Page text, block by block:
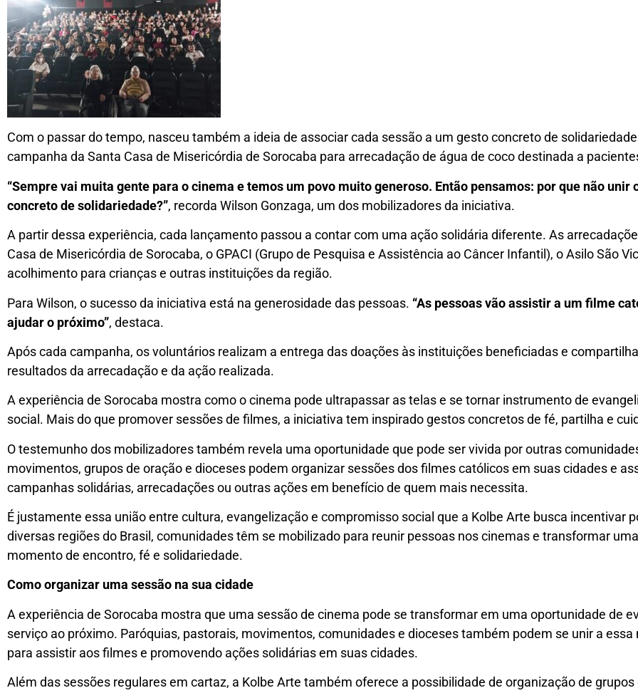
Com o passar do tempo, nasceu também a ideia de associar cada sessão a um gesto concreto de
campanha da Santa Casa de Misericórdia de Sorocaba para arrecadação de água de coco destinada a
“Sempre vai muita gente para o cinema e temos um povo muito generoso. Então pensamos: por que não unir
concreto de solidariedade?”, recorda Wilson Gonzaga, um dos mobilizadores da iniciativa.
A partir dessa experiência, cada lançamento passou a contar com uma ação solidária diferente. As
Casa de Misericórdia de Sorocaba, o GPACI (Grupo de Pesquisa e Assistência ao Câncer Infantil), o Asilo São
acolhimento para crianças e outras instituições da região.
Para Wilson, o sucesso da iniciativa está na generosidade das pessoas. “As pessoas vão assistir a um filme
ajudar o próximo”, destaca.
Após cada campanha, os voluntários realizam a entrega das doações às instituições beneficiadas e
resultados da arrecadação e da ação realizada.
A experiência de Sorocaba mostra como o cinema pode ultrapassar as telas e se tornar instrumento de
social. Mais do que promover sessões de filmes, a iniciativa tem inspirado gestos concretos de fé, partilha e
O testemunho dos mobilizadores também revela uma oportunidade que pode ser vivida por outras
movimentos, grupos de oração e dioceses podem organizar sessões dos filmes católicos em suas cidades e
campanhas solidárias, arrecadações ou outras ações em benefício de quem mais necessita.
É justamente essa união entre cultura, evangelização e compromisso social que a Kolbe Arte busca incentivar
diversas regiões do Brasil, comunidades têm se mobilizado para reunir pessoas nos cinemas e transformar
momento de encontro, fé e solidariedade.
Como organizar uma sessão na sua cidade
A experiência de Sorocaba mostra que uma sessão de cinema pode se transformar em uma oportunidade de
serviço ao próximo. Paróquias, pastorais, movimentos, comunidades e dioceses também podem se unir a
para assistir aos filmes e promovendo ações solidárias em suas cidades.
Além das sessões regulares em cartaz, a Kolbe Arte também oferece a possibilidade de organização de